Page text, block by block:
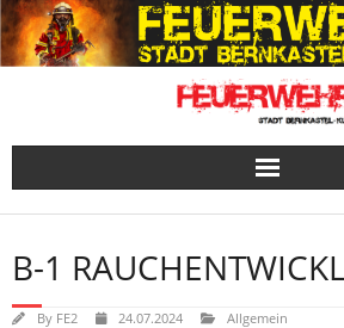
Skip
to
content
B-1
By FE2 24.07.2024 Allgemein